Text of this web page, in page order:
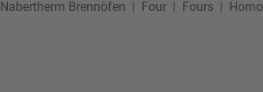
Nabertherm Brennöfen | Four | Fours | Horno